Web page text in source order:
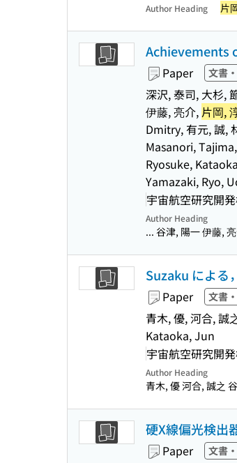
Author Heading 片
Achievements
Paper 文書
深沢, 泰司, 大杉,
伊藤, 亮介, 片岡,
Dmitry, 有元, 誠,
Masanori,
Ryosuke,
Yamazaki, Ryo,
宇宙航空研究開
Author Heading
... 谷津, 陽一 伊藤,
Suzaku による
Paper 文書
青木, 優, 河合, 誠
Kataoka, Jun
宇宙航空研究開
Author Heading
青木, 優 河合, 誠之
硬X線偏光検出
Paper 文書